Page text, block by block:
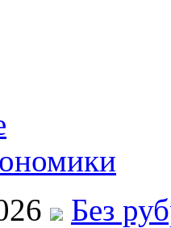
Без